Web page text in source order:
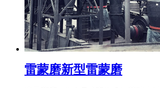
雷蒙磨新型雷蒙磨